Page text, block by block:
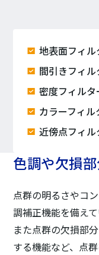
地表面フィル
間引きフィル
密度フィルタ
カラーフィル
近傍点フィル
色調や欠損
点群の明るさやコ
調補正機能を備えて
また点群の欠損部
する機能など、点